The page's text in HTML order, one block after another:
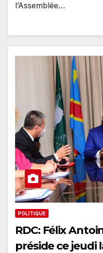
l’Assemblée…
POLITIQUE
RDC: Félix
préside ce jeudi